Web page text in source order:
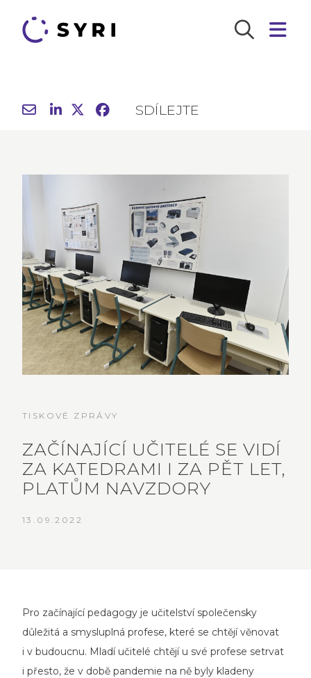
SDÍLEJTE
TISKOVÉ ZPRÁVY
ZAČÍNAJÍCÍ UČITELÉ SE VIDÍ
ZA KATEDRAMI I ZA PĚT LET,
PLATŮM NAVZDORY
13.09.2022
Pro začínající pedagogy je učitelství společensky
důležitá a smysluplná profese, které se chtějí věnovat
i v budoucnu. Mladí učitelé chtějí u své profese setrvat
i přesto, že v době pandemie na ně byly kladeny